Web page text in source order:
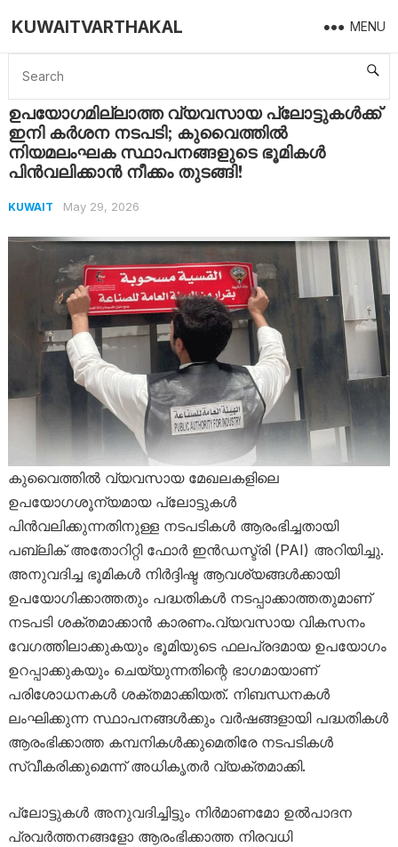
KUWAITVARTHAKAL MENU
Home Kuwait ഉപയോഗമില്ലാത്ത വ്യവസായ പ്ലോട്ടുകൾക്ക് ഇനി കർശന നടപടി; കുവൈത്തിൽ നിയമലംഘക സ്ഥാപനങ്ങളുടെ ഭൂമികൾ പിൻവലിക്കാൻ നീക്കം തുടങ്ങി!
ഉപയോഗമില്ലാത്ത വ്യവസായ പ്ലോട്ടുകൾക്ക്
ഇനി കർശന നടപടി; കുവൈത്തിൽ
നിയമലംഘക സ്ഥാപനങ്ങളുടെ ഭൂമികൾ
പിൻവലിക്കാൻ നീക്കം തുടങ്ങി!
KUWAIT May 29, 2026
കുവൈത്തിൽ വ്യവസായ മേഖലകളിലെ
ഉപയോഗശൂന്യമായ പ്ലോട്ടുകൾ
പിൻവലിക്കുന്നതിനുള്ള നടപടികൾ ആരംഭിച്ചതായി
പബ്ലിക് അതോറിറ്റി ഫോർ ഇൻഡസ്ട്രി (PAI) അറിയിച്ചു.
അനുവദിച്ച ഭൂമികൾ നിർദ്ദിഷ്ട ആവശ്യങ്ങൾക്കായി
ഉപയോഗിക്കാത്തതും പദ്ധതികൾ നടപ്പാക്കാത്തതുമാണ്
നടപടി ശക്തമാക്കാൻ കാരണം.വ്യവസായ വികസനം
വേഗത്തിലാക്കുകയും ഭൂമിയുടെ ഫലപ്രദമായ ഉപയോഗം
ഉറപ്പാക്കുകയും ചെയ്യുന്നതിന്റെ ഭാഗമായാണ്
പരിശോധനകൾ ശക്തമാക്കിയത്. നിബന്ധനകൾ
ലംഘിക്കുന്ന സ്ഥാപനങ്ങൾക്കും വർഷങ്ങളായി പദ്ധതികൾ
ആരംഭിക്കാത്ത കമ്പനികൾക്കുമെതിരേ നടപടികൾ
സ്വീകരിക്കുമെന്ന് അധികൃതർ വ്യക്തമാക്കി.
പ്ലോട്ടുകൾ അനുവദിച്ചിട്ടും നിർമാണമോ ഉൽപാദന
പ്രവർത്തനങ്ങളോ ആരംഭിക്കാത്ത നിരവധി